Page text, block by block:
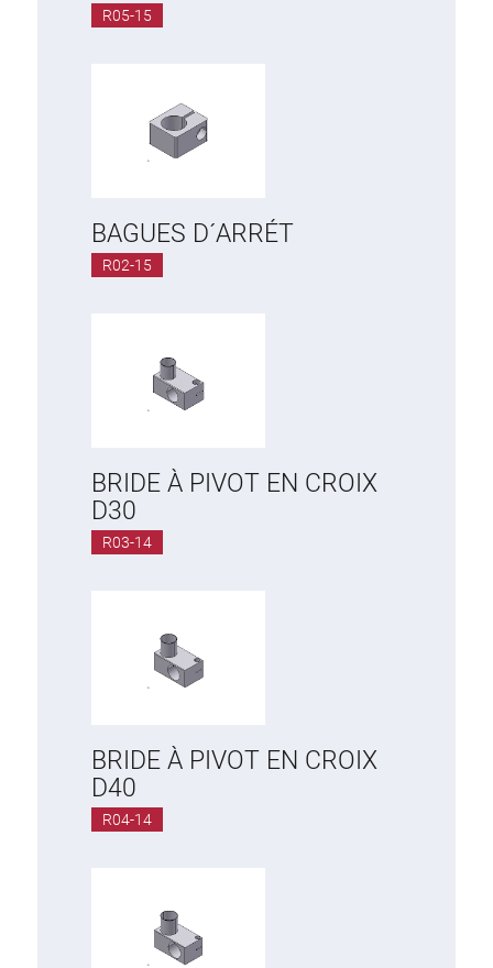
R05-15
BAGUES D´ARRÉT
R02-15
BRIDE À PIVOT EN CROIX
D30
R03-14
BRIDE À PIVOT EN CROIX
D40
R04-14